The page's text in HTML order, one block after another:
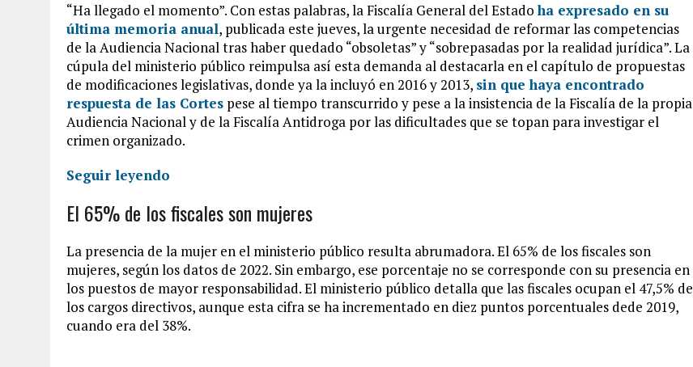
“Ha llegado el momento”. Con estas palabras, la Fiscalía General del Estadoha expresado en su
última memoria anual, publicada este jueves, la urgente necesidad de reformar las competencias
de la Audiencia Nacional tras haber quedado “obsoletas” y “sobrepasadas por la realidad jurídica”. La
cúpula del ministerio público reimpulsa así esta demanda al destacarla en el capítulo de propuestas
de modificaciones legislativas, donde ya la incluyó en 2016 y 2013, sin que haya encontrado
respuesta de las Cortes pese al tiempo transcurrido y pese a la insistencia de la Fiscalía de la propia
Audiencia Nacional y de la Fiscalía Antidroga por las dificultades que se topan para investigar el
crimen organizado.
Seguir leyendo
El 65% de los fiscales son mujeres
La presencia de la mujer en el ministerio público resulta abrumadora. El 65% de los fiscales son
mujeres, según los datos de 2022. Sin embargo, ese porcentaje no se corresponde con su presencia en
los puestos de mayor responsabilidad. El ministerio público detalla que las fiscales ocupan el 47,5% de
los cargos directivos, aunque esta cifra se ha incrementado en diez puntos porcentuales dede 2019,
cuando era del 38%.